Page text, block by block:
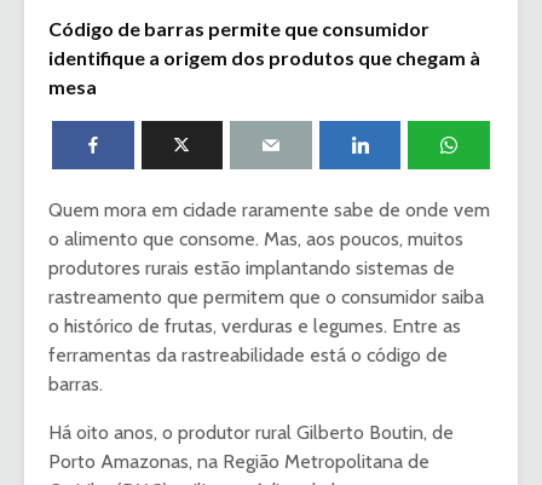
Código de barras permite que consumidor
identifique a origem dos produtos que chegam à
mesa
Quem mora em cidade raramente sabe de onde vem
o alimento que consome. Mas, aos poucos, muitos
produtores rurais estão implantando sistemas de
rastreamento que permitem que o consumidor saiba
o histórico de frutas, verduras e legumes. Entre as
ferramentas da rastreabilidade está o código de
barras.
Há oito anos, o produtor rural Gilberto Boutin, de
Porto Amazonas, na Região Metropolitana de